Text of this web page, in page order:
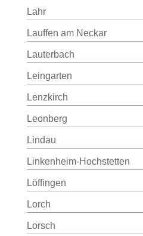
Lahr
Lauffen am Neckar
Lauterbach
Leingarten
Lenzkirch
Leonberg
Lindau
Linkenheim-Hochstetten
Löffingen
Lorch
Lorsch